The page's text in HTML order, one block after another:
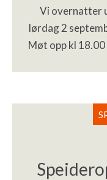
Vi overnatter
lørdag 2
Møt opp kl